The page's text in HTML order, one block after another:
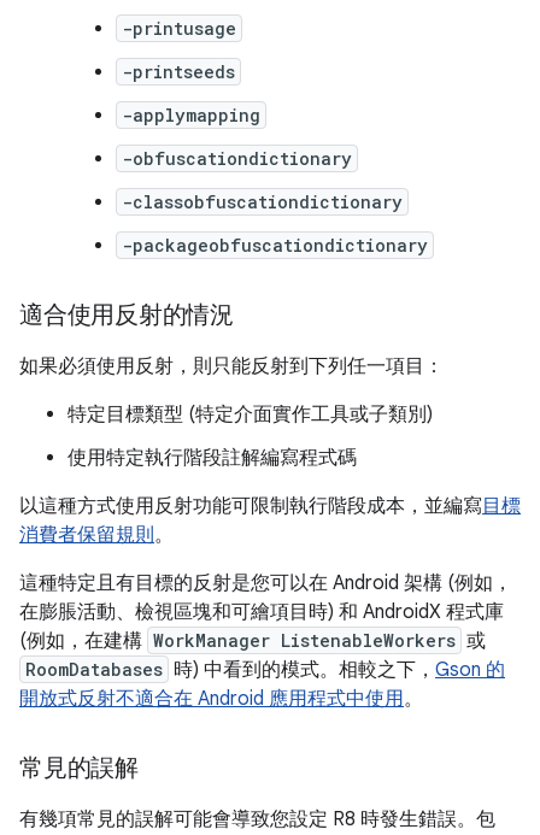
-printusage
-printseeds
-applymapping
-obfuscationdictionary
-classobfuscationdictionary
-packageobfuscationdictionary
適合使用反射的情況
如果必須使用反射，則只能反射到下列任一項目：
特定目標類型 (特定介面實作工具或子類別)
使用特定執行階段註解編寫程式碼
以這種方式使用反射功能可限制執行階段成本，並編寫 目標
消費者保留規則。
這種特定且有目標的反射是您可以在 Android 架構 (例如，
在膨脹活動、檢視區塊和可繪項目時) 和 AndroidX 程式庫
(例如，在建構 WorkManager ListenableWorkers 或
RoomDatabases 時) 中看到的模式。相較之下， Gson 的
開放式反射不適合在 Android 應用程式中使用。
常見的誤解
有幾項常見的誤解可能會導致您設定 R8 時發生錯誤。包